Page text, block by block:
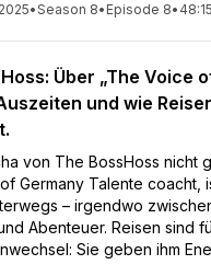
•Season 8• Episode 8• 48:15
Über „The Voice
und wie
von The BossHoss nicht
Germany Talente coacht,
– irgendwo
Abenteuer. Reisen sind
Sie geben ihm